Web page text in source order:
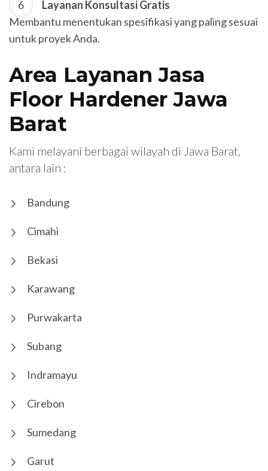
Layanan Konsultasi Gratis
Membantu menentukan spesifikasi yang paling sesuai
untuk proyek Anda.
Area Layanan Jasa
Floor Hardener Jawa
Barat
Kami melayani berbagai wilayah di Jawa Barat,
antara lain :
Bandung
Cimahi
Bekasi
Karawang
Purwakarta
Subang
Indramayu
Cirebon
Sumedang
Garut